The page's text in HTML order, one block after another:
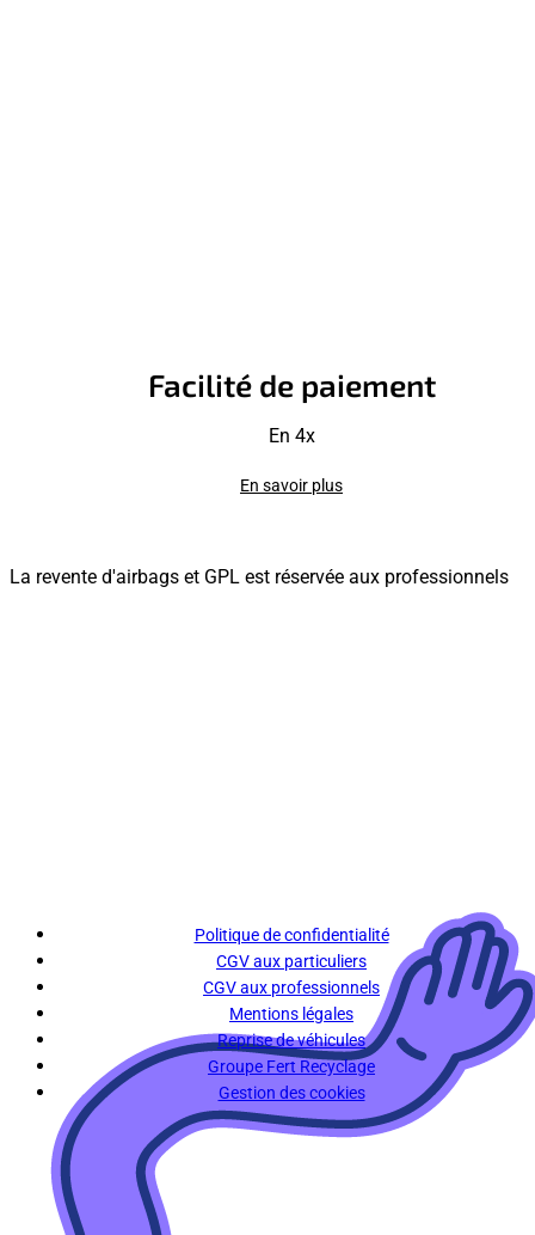
Facilité de paiement
En 4x
En savoir plus
La revente d'airbags et GPL est réservée aux professionnels
Politique de confidentialité
CGV aux particuliers
CGV aux professionnels
Mentions légales
Reprise de véhicules
Groupe Fert Recyclage
Gestion des cookies